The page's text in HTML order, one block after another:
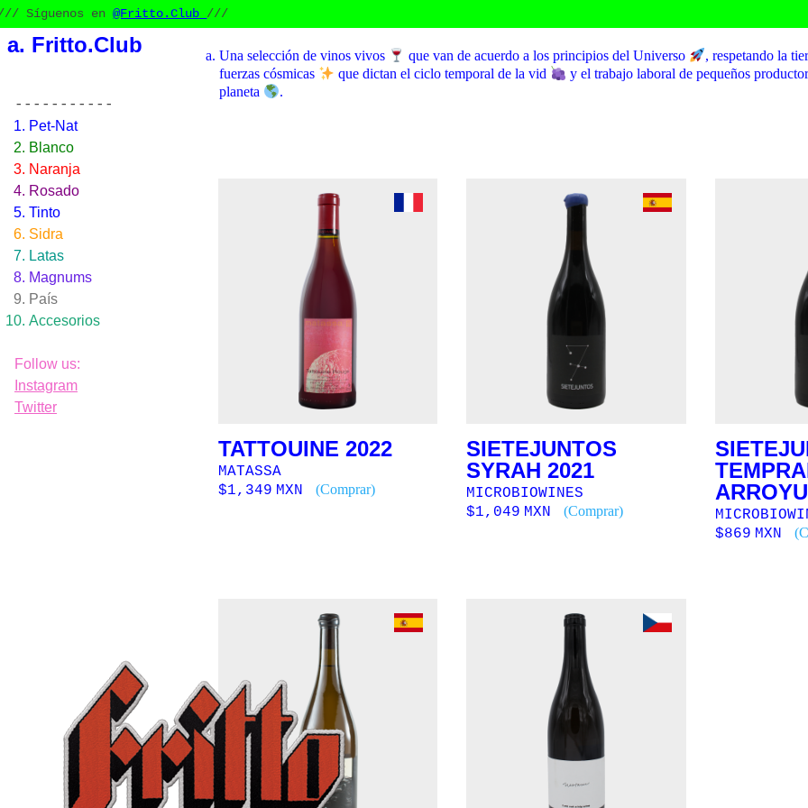
Fritto.Club
-----------
Pet-Nat
Blanco
Naranja
Rosado
Tinto
Sidra
Latas
Magnums
País
Accesorios
Follow us:
Instagram
Twitter
Una selección de vinos vivos que van de acuerdo a los principios del Universo , respetando la
fuerzas cósmicas
que dictan el ciclo temporal de la vid
y el trabajo laboral de pequeños
planeta
.
TATTOUINE 2022
MATASSA
$1,349 MXN (Comprar)
SIETEJUNTOS
SYRAH 2021
MICROBIOWINES
$1,049 MXN (Comprar)
$869 MXN
en@Fritto.Club///